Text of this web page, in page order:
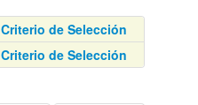
Criterio de Selección
Criterio de Selección